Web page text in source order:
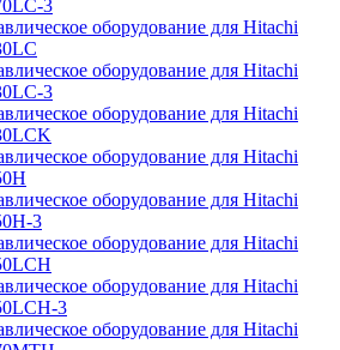
3
оборудование для Hitachi
оборудование для Hitachi
3
оборудование для Hitachi
оборудование для Hitachi
оборудование для Hitachi
3
оборудование для Hitachi
оборудование для Hitachi
3
оборудование для Hitachi